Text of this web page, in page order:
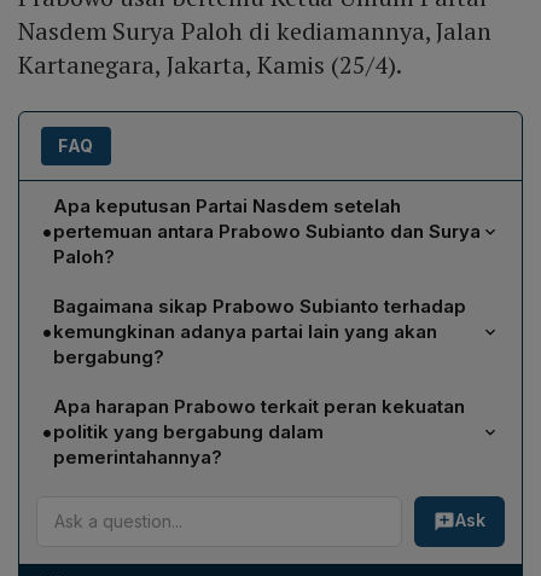
Nasdem Surya Paloh di kediamannya, Jalan
Kartanegara, Jakarta, Kamis (25/4).
FAQ
•
Apa keputusan Partai Nasdem setelah
pertemuan antara Prabowo Subianto dan Surya
Paloh?
Partai Nasdem menyatakan dukungannya untuk koalisi
pemerintahan baru Prabowo‑Gibran, keputusan yang
diambil setelah perenungan cukup lama dan
disampaikan oleh Ketua Umum Surya Paloh dalam
pertemuan di kediaman Prabowo.
•
Bagaimana sikap Prabowo Subianto terhadap
kemungkinan adanya partai lain yang akan
bergabung?
Prabowo menyatakan tidak menutup kemungkinan
partai lain akan bergabung ke koalisi, namun ia tidak
menyebutkan secara spesifik partai mana yang
dimaksud dan menegaskan bahwa perkembangannya
•
Apa harapan Prabowo terkait peran kekuatan
politik yang bergabung dalam
pemerintahannya?
Prabowo berharap semua kekuatan yang bergabung
dapat bekerja bersama rakyat untuk menciptakanAsk